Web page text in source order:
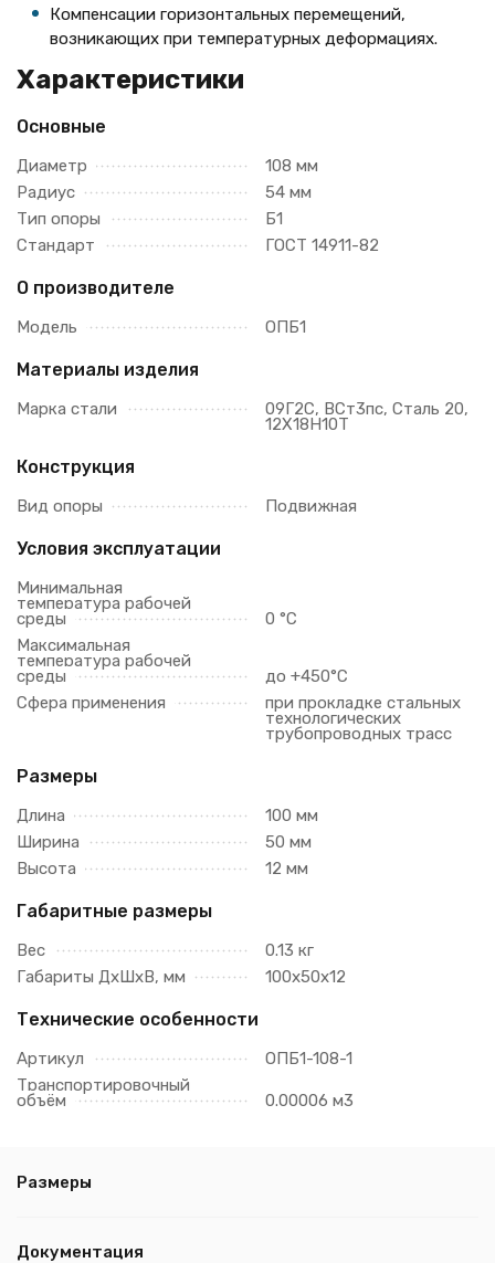
Компенсации горизонтальных перемещений,
возникающих при температурных деформациях.
Характеристики
Основные
Диаметр
108 мм
Радиус
54 мм
Тип опоры
Б1
Стандарт
ГОСТ 14911-82
О производителе
Модель ОПБ1
Материалы изделия
Марка стали 09Г2С, ВСт3пс, Сталь 20,
12Х18Н10Т
Конструкция
Вид опоры Подвижная
Условия эксплуатации
Минимальная
температура рабочей
среды
0 °С
Максимальная
температура рабочей
среды
до +450°С
Сфера применения
при прокладке стальных
технологических
трубопроводных трасс
Размеры
Длина
100 мм
Ширина
50 мм
Высота
12 мм
Габаритные размеры
Вес
0.13 кг
Габариты ДхШхВ, мм
100х50х12
Технические особенности
Артикул
ОПБ1-108-1
Транспортировочный
объём 0.00006 м3
Размеры
Документация